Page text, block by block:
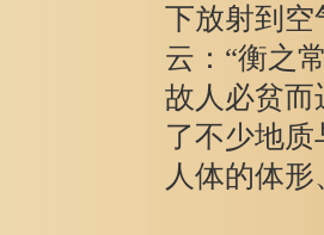
下放射到空
云：“衡之
故人必贫而
了不少地
人体的体